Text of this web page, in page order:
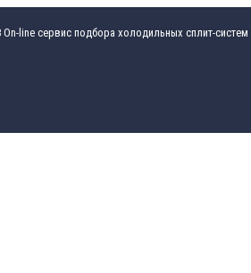
On-line сервис подбора холодильных сплит-систем